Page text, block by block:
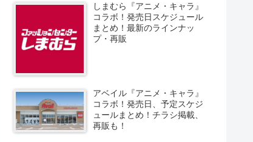
しまむら『アニメ・キャラ』
コラボ！発売日スケジュール
まとめ！最新のラインナッ
プ・再販
アベイル『アニメ・キャラ』
コラボ！発売日、予定スケジ
ュールまとめ！チラシ掲載、
再販も！